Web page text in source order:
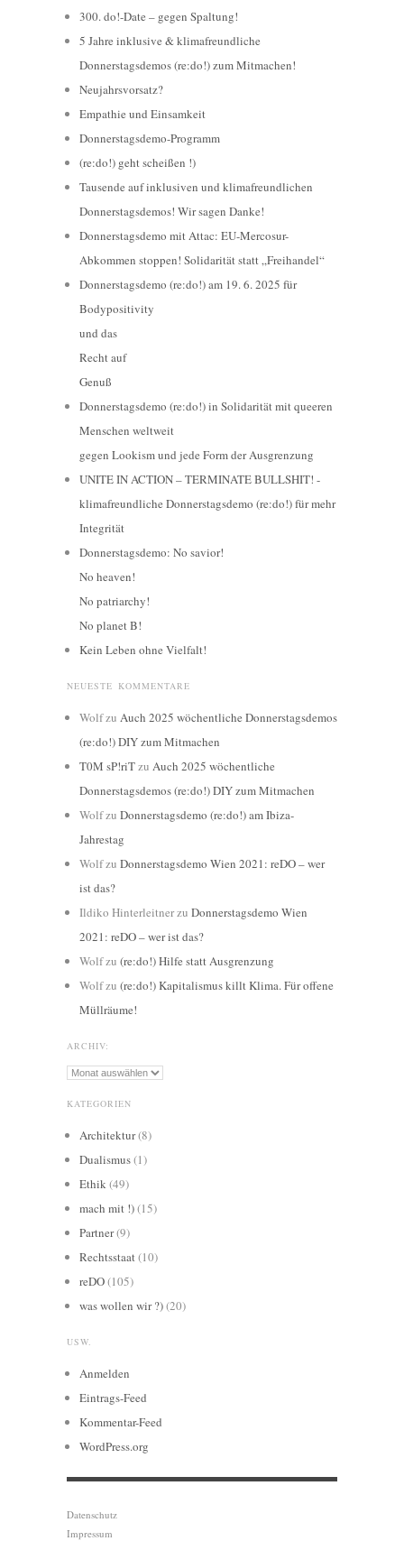
300. do!-Date – gegen Spaltung!
5 Jahre inklusive & klimafreundliche
Donnerstagsdemos (re:do!) zum Mitmachen!
Neujahrsvorsatz?
Empathie und Einsamkeit
Donnerstagsdemo-Programm
(re:do!) geht scheißen !)
Tausende auf inklusiven und klimafreundlichen
Donnerstagsdemos! Wir sagen Danke!
Donnerstagsdemo mit Attac: EU-Mercosur-
Abkommen stoppen! Solidarität statt „Freihandel“
Donnerstagsdemo (re:do!) am 19. 6. 2025 für
Bodypositivity
und das
Recht auf
Genuß
Donnerstagsdemo (re:do!) in Solidarität mit queeren
Menschen weltweit
gegen Lookism und jede Form der Ausgrenzung
UNITE IN ACTION – TERMINATE BULLSHIT! -
klimafreundliche Donnerstagsdemo (re:do!) für mehr
Integrität
Donnerstagsdemo: No savior!
No heaven!
No patriarchy!
No planet B!
Kein Leben ohne Vielfalt!
NEUESTE KOMMENTARE
Wolfzu Auch 2025 wöchentliche Donnerstagsdemos
(re:do!) DIY zum Mitmachen
T0M sP!riTzu Auch 2025 wöchentliche
Donnerstagsdemos (re:do!) DIY zum Mitmachen
Wolfzu Donnerstagsdemo (re:do!) am Ibiza-
Jahrestag
Wolfzu Donnerstagsdemo Wien 2021: reDO – wer
ist das?
Ildiko Hinterleitnerzu Donnerstagsdemo Wien
2021: reDO – wer ist das?
Wolfzu (re:do!) Hilfe statt Ausgrenzung
Wolfzu (re:do!) Kapitalismus killt Klima. Für offene
Müllräume!
ARCHIV:
Archiv:
KATEGORIEN
Architektur(8)
Dualismus(1)
Ethik(49)
mach mit !)(15)
Partner(9)
Rechtsstaat(10)
reDO(105)
was wollen wir ?)(20)
USW.
Anmelden
Eintrags-Feed
Kommentar-Feed
WordPress.org
Datenschutz
Impressum